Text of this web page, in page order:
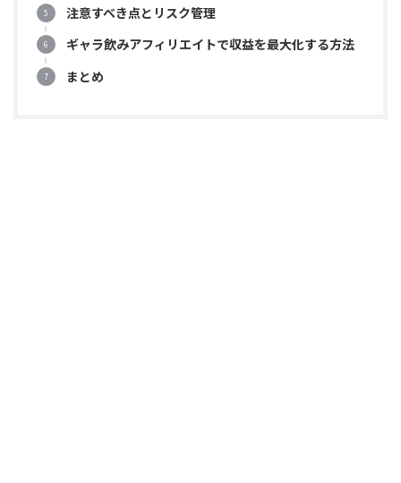
注意すべき点とリスク管理
ギャラ飲みアフィリエイトで収益を最大化する方法
まとめ